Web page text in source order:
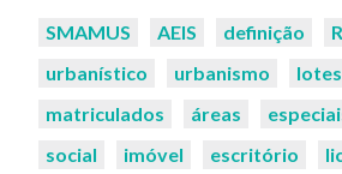
Palavras-
SMAMUS AEIS definição
urbanístico
urbanismo
lotes
matriculados
áreas
social
imóvel escritório